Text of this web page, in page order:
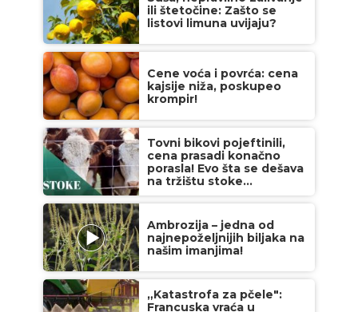
ili štetočine: Zašto se
listovi limuna uvijaju?
Cene voća i povrća: cena
kajsije niža, poskupeo
krompir!
Tovni bikovi pojeftinili,
cena prasadi konačno
porasla! Evo šta se dešava
na tržištu stoke...
Ambrozija – jedna od
najnepoželjnijih biljaka na
našim imanjima!
„Katastrofa za pčele":
Francuska vraća u